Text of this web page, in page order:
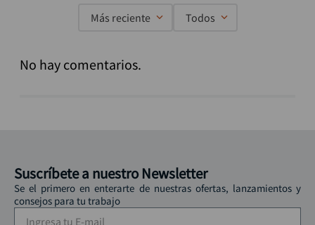
Más reciente Todos
No hay comentarios.
Suscríbete a nuestro Newsletter
Se el primero en enterarte de nuestras ofertas, lanzamientos y
consejos para tu trabajo